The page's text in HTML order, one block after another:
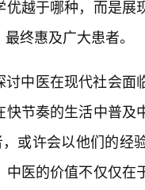
优越于哪种，而是
终惠及广大患者。
讨中医在现代社会
快节奏的生活中普
，或许会以他们的
中医的价值不仅仅